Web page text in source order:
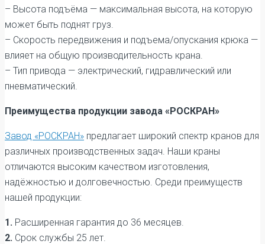
– Высота подъёма — максимальная высота, на которую
может быть поднят груз.
– Скорость передвижения и подъема/опускания крюка —
влияет на общую производительность крана.
– Тип привода — электрический, гидравлический или
пневматический.
Преимущества продукции завода «РОСКРАН»
Завод «РОСКРАН» предлагает широкий спектр кранов для
различных производственных задач. Наши краны
отличаются высоким качеством изготовления,
надёжностью и долговечностью. Среди преимуществ
нашей продукции:
1. Расширенная гарантия до 36 месяцев.
2. Срок службы 25 лет.